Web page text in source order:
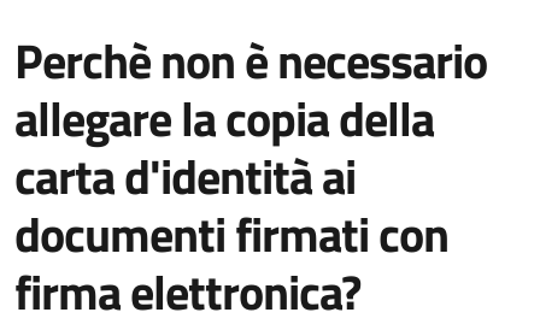
Perchè non è necessario
allegare la copia della
carta d'identità ai
documenti firmati con
firma elettronica?